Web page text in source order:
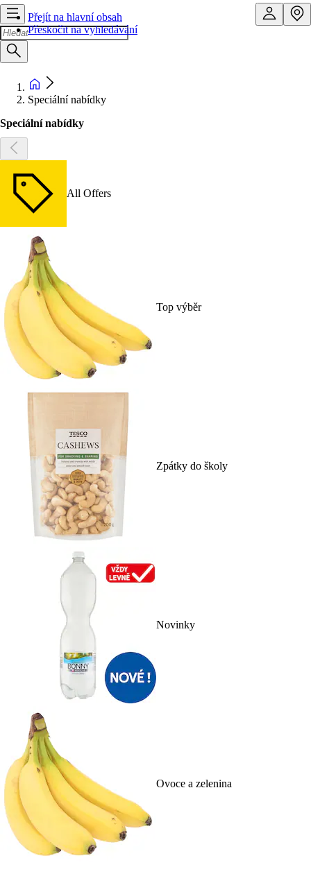
Přejít na hlavní obsah
Přeskočit na vyhledávání
Speciální nabídky
Speciální nabídky
All Offers
Top výběr
Zpátky do školy
Novinky
Ovoce a zelenina